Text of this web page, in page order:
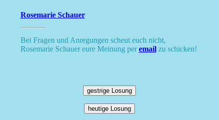
Rosemarie Schauer
Bei Fragen und Anregungen scheut euch nicht,
Rosemarie Schauer eure Meinung peremailzu schicken!
gestrige Losung
heutige Losung